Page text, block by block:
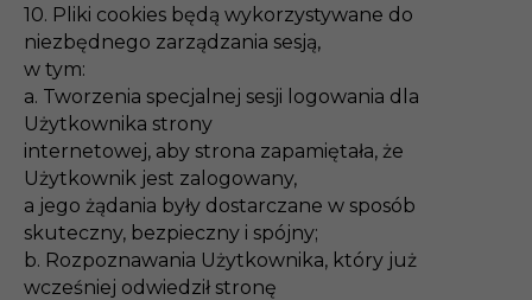
10. Pliki cookies będą wykorzystywane do
niezbędnego zarządzania sesją,
w tym:
a. Tworzenia specjalnej sesji logowania dla
Użytkownika strony
internetowej, aby strona zapamiętała, że
Użytkownik jest zalogowany,
a jego żądania były dostarczane w sposób
skuteczny, bezpieczny i spójny;
b. Rozpoznawania Użytkownika, który już
wcześniej odwiedził stronę